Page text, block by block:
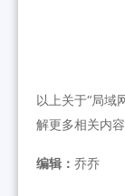
以上关于“局域
解更多相关内
编辑： 乔乔